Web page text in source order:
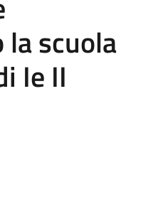
scuola
Ie II